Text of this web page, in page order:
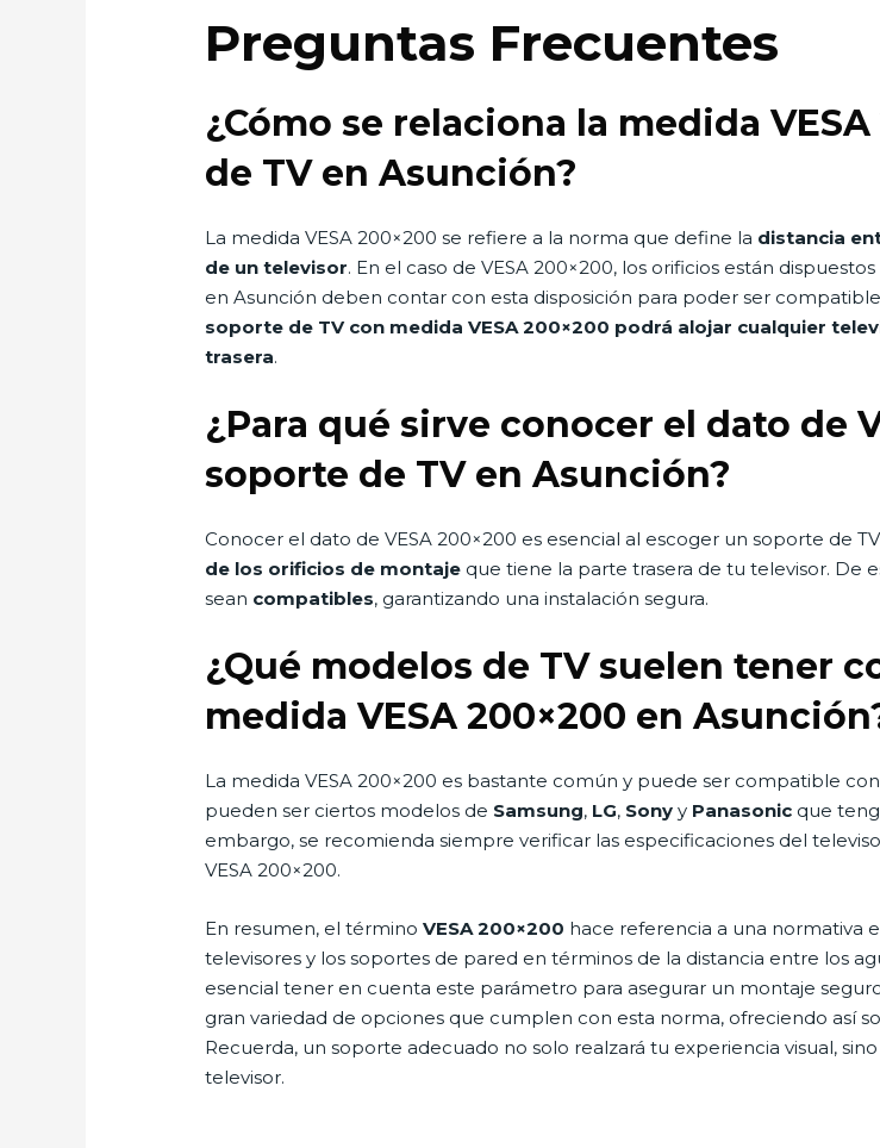
Preguntas Frecuentes
¿Cómo se relaciona la medida
de TV en Asunción?
La medida VESA 200×200 se refiere a la norma que define la distancia
de un televisor. En el caso de VESA 200×200, los orificios están
en Asunción deben contar con esta disposición para poder ser
soporte de TV con medida VESA 200×200 podrá alojar cualquier
trasera.
¿Para qué sirve conocer el dato de
soporte de TV en Asunción?
Conocer el dato de VESA 200×200 es esencial al escoger un soporte de
de los orificios de montaje que tiene la parte trasera de tu televisor. De
sean compatibles, garantizando una instalación segura.
¿Qué modelos de TV suelen tener
medida VESA 200×200 en
La medida VESA 200×200 es bastante común y puede ser compatible
pueden ser ciertos modelos de Samsung, LG, Sony y Panasonic que
embargo, se recomienda siempre verificar las especificaciones del
VESA 200×200.
En resumen, el términoVESA 200×200 hace referencia a una normativa
televisores y los soportes de pared en términos de la distancia entre los
esencial tener en cuenta este parámetro para asegurar un montaje
gran variedad de opciones que cumplen con esta norma, ofreciendo así
Recuerda, un soporte adecuado no solo realzará tu experiencia visual,
televisor.